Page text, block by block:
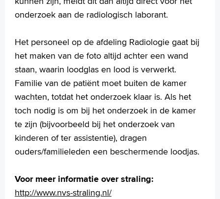
Türkçe
onderzoek aan de radiologisch laborant.
Het personeel op de afdeling Radiologie gaat bij
het maken van de foto altijd achter een wand
staan, waarin loodglas en lood is verwerkt.
Familie van de patiënt moet buiten de kamer
wachten, totdat het onderzoek klaar is. Als het
toch nodig is om bij het onderzoek in de kamer
te zijn (bijvoorbeeld bij het onderzoek van
kinderen of ter assistentie), dragen
ouders/familieleden een beschermende loodjas.
Voor meer informatie over straling:
http://www.nvs-straling.nl/